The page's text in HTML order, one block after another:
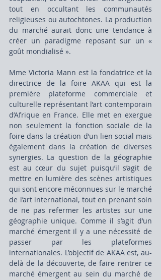
tout en occultant les communautés
religieuses ou autochtones. La production
du marché aurait donc une tendance à
créer un paradigme reposant sur un «
goût mondialisé ».
Mme Victoria Mann est la fondatrice et la
directrice de la foire AKAA qui est la
première plateforme commerciale et
culturelle représentant l’art contemporain
d’Afrique en France. Elle met en exergue
non seulement la fonction sociale de la
foire dans la création d’un lien social mais
également dans la création de diverses
synergies. La question de la géographie
est au cœur du sujet puisqu’il s’agit de
mettre en lumière des scènes artistiques
qui sont encore méconnues sur le marché
de l’art international, tout en prenant soin
de ne pas refermer les artistes sur une
géographie unique. Comme il s’agit d’un
marché émergent il y a une nécessité de
passer par les plateformes
internationales. L’objectif de AKAA est, au-
delà de la découverte, de faire rentrer ce
marché émergent au sein du marché de